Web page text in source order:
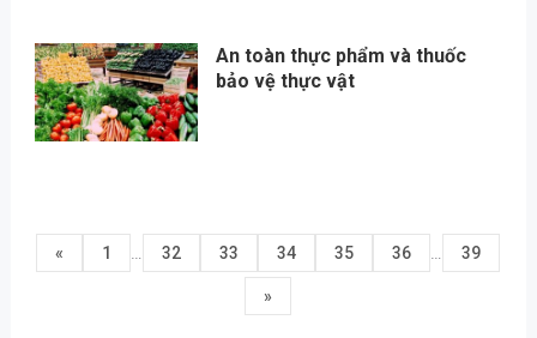
An toàn thực phẩm và thuốc
bảo vệ thực vật
« 1 … 32 33 34 35 36 … 39
»